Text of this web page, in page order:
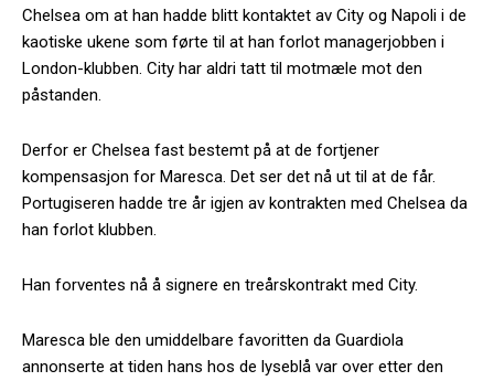
Chelsea om at han hadde blitt kontaktet av City og Napoli i de
kaotiske ukene som førte til at han forlot managerjobben i
London-klubben. City har aldri tatt til motmæle mot den
påstanden.
Derfor er Chelsea fast bestemt på at de fortjener
kompensasjon for Maresca. Det ser det nå ut til at de får.
Portugiseren hadde tre år igjen av kontrakten med Chelsea da
han forlot klubben.
Han forventes nå å signere en treårskontrakt med City.
Maresca ble den umiddelbare favoritten da Guardiola
annonserte at tiden hans hos de lyseblå var over etter den